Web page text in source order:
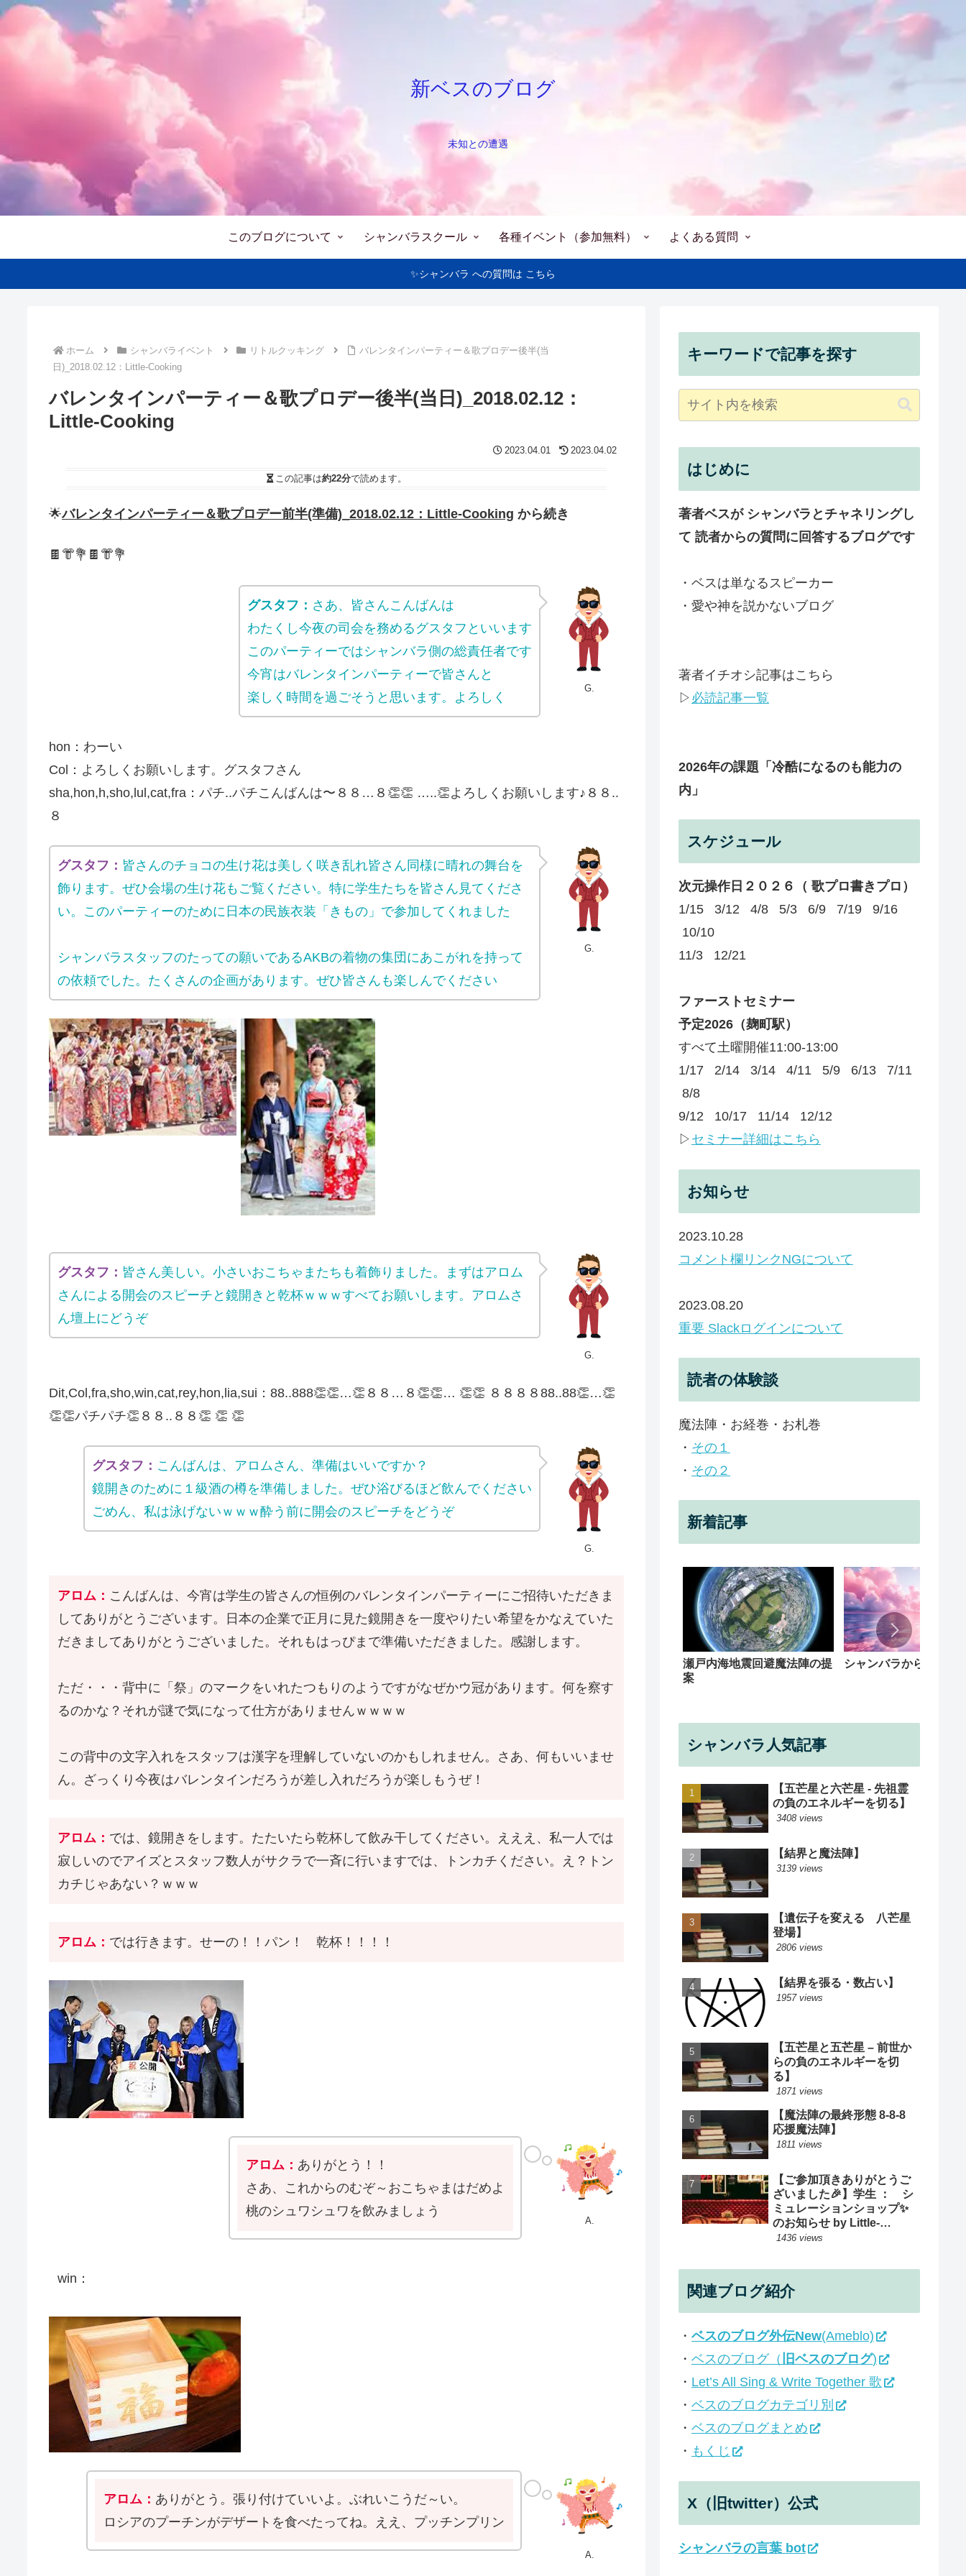
新ベスのブログ
未知との遭遇
このブログについて シャンバラスクール 各種イベント（参加無料） よくある質問
✨シャンバラ への質問は こちら
ホーム シャンバライベント リトルクッキング
バレンタインパーティー＆歌プロデー後半(当
日)_2018.02.12：Little-Cooking
バレンタインパーティー＆歌プロデー後半(当日)_2018.02.12：
Little-Cooking
2023.04.01 2023.04.02
この記事は約22分で読めます。
🌟バレンタインパーティー＆歌プロデー前半(準備)_2018.02.12：Little-Cooking から続き
🍫👘💐🍫👘💐
G.
グスタフ： さあ、皆さんこんばんは
わたくし今夜の司会を務めるグスタフといいます
このパーティーではシャンバラ側の総責任者です
今宵はバレンタインパーティーで皆さんと
楽しく時間を過ごそうと思います。よろしく
hon：わーい
Col：よろしくお願いします。グスタフさん
sha,hon,h,sho,lul,cat,fra：パチ..パチこんばんは〜８８…８👏👏 …..👏よろしくお願いします♪８８..
８
G.
グスタフ： 皆さんのチョコの生け花は美しく咲き乱れ皆さん同様に晴れの舞台を
飾ります。ぜひ会場の生け花もご覧ください。特に学生たちを皆さん見てくださ
い。このパーティーのために日本の民族衣装「きもの」で参加してくれました
シャンバラスタッフのたっての願いであるAKBの着物の集団にあこがれを持って
の依頼でした。たくさんの企画があります。ぜひ皆さんも楽しんでください
G.
グスタフ： 皆さん美しい。小さいおこちゃまたちも着飾りました。まずはアロム
さんによる開会のスピーチと鏡開きと乾杯ｗｗｗすべてお願いします。アロムさ
ん壇上にどうぞ
Dit,Col,fra,sho,win,cat,rey,hon,lia,sui：88..888👏👏…👏８８…８👏👏… 👏👏 ８８８８88..88👏…👏
👏👏パチパチ👏８８..８８👏 👏 👏
G.
グスタフ： こんばんは、アロムさん、準備はいいですか？
鏡開きのために１級酒の樽を準備しました。ぜひ浴びるほど飲んでください
ごめん、私は泳げないｗｗｗ酔う前に開会のスピーチをどうぞ
アロム： こんばんは、今宵は学生の皆さんの恒例のバレンタインパーティーにご招待いただきま
してありがとうございます。日本の企業で正月に見た鏡開きを一度やりたい希望をかなえていた
だきましてありがとうございました。それもはっぴまで準備いただきました。感謝します。
ただ・・・背中に「祭」のマークをいれたつもりのようですがなぜかウ冠があります。何を察す
るのかな？それが謎で気になって仕方がありませんｗｗｗｗ
この背中の文字入れをスタッフは漢字を理解していないのかもしれません。さあ、何もいいませ
ん。ざっくり今夜はバレンタインだろうが差し入れだろうが楽しもうぜ！
アロム： では、鏡開きをします。たたいたら乾杯して飲み干してください。えええ、私一人では
寂しいのでアイズとスタッフ数人がサクラで一斉に行いますでは、トンカチください。え？トン
カチじゃあない？ｗｗｗ
アロム： では行きます。せーの！！パン！ 乾杯！！！！
A.
アロム： ありがとう！！
さあ、これからのむぞ～おこちゃまはだめよ
桃のシュワシュワを飲みましょう
win：
A.
アロム： ありがとう。張り付けていいよ。ぶれいこうだ～い。
ロシアのプーチンがデザートを食べたってね。ええ、プッチンプリン
キーワードで記事を探す
はじめに
著者ベスが シャンバラとチャネリングし
て 読者からの質問に回答するブログです
・ベスは単なるスピーカー
・愛や神を説かないブログ
著者イチオシ記事はこちら
▷ 必読記事一覧
2026年の課題 「冷酷になるのも能力の
内」
スケジュール
次元操作日２０２６（ 歌プロ書きプロ）
1/15 3/12 4/8 5/3 6/9 7/19 9/16
10/10
11/3 12/21
ファーストセミナー
予定2026 （麹町駅）
すべて土曜開催11:00-13:00
1/17 2/14 3/14 4/11 5/9 6/13 7/11
8/8
9/12 10/17 11/14 12/12
▷ セミナー詳細はこちら
お知らせ
2023.10.28
コメント欄リンクNGについて
2023.08.20
重要 Slackログインについて
読者の体験談
魔法陣・お経巻・お札巻
・ その１
・ その２
新着記事
瀬戸内海地震回避魔法陣の提
案
シャンバラからの回覧
シャンバラ人気記事
【五芒星と六芒星 - 先祖霊
の負のエネルギーを切る】
3408 views
【結界と魔法陣】
3139 views
【遺伝子を変える 八芒星
登場】
2806 views
【結界を張る・数占い】
1957 views
【五芒星と五芒星 – 前世か
らの負のエネルギーを切
る】
1871 views
【魔法陣の最終形態 8-8-8
応援魔法陣】
1811 views
【ご参加頂きありがとうご
ざいました🎉】学生 ： シ
ミュレーションショップ✨
のお知らせ by Little-
Cooking
1436 views
関連ブログ紹介
・ ベスのブログ外伝New(Ameblo)
・ ベスのブログ（ 旧ベスのブログ)
・ Let’s All Sing & Write Together 歌
・ ベスのブログカテゴリ別
・ ベスのブログまとめ
・ もくじ
X（旧twitter）公式
シャンバラの言葉 bot